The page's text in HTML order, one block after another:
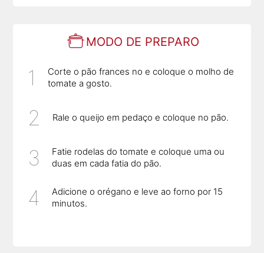
MODO DE PREPARO
Corte o pão frances no e coloque o molho de
tomate a gosto.
Rale o queijo em pedaço e coloque no pão.
Fatie rodelas do tomate e coloque uma ou
duas em cada fatia do pão.
Adicione o orégano e leve ao forno por 15
minutos.